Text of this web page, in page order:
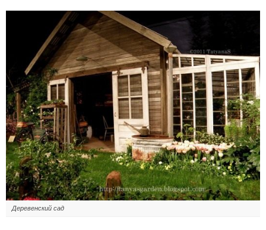
Деревенский сад